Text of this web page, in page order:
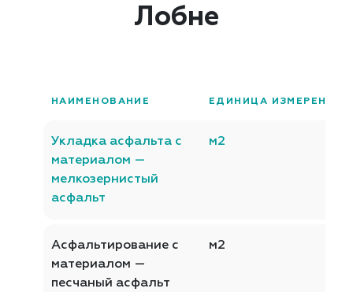
Лобне
НАИМЕНОВАНИЕ ЕДИНИЦА ИЗМЕРЕНИЯ
Укладка асфальта с
материалом —
мелкозернистый
асфальт
м2
Асфальтирование с
материалом —
песчаный асфальт
м2